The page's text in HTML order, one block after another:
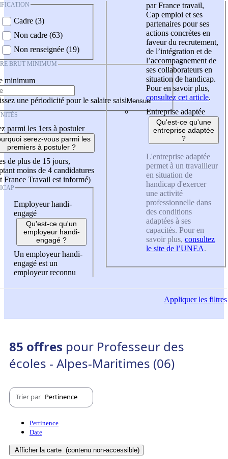
Cadre (3)
Non cadre (63)
Non renseignée (19)
BRUT MINIMUM
minimum
une périodicité pour le salaire saisi
parmi les 1ers à postuler
serez-vous parmi les
premiers à postuler ?
de plus de 15 jours,
moins de 4 candidatures
France Travail est informé)
Employeur handi-
engagé
Qu'est-ce qu'un
employeur handi-
engagé ?
Un employeur handi-
engagé est un
employeur reconnu
par France travail,
Cap emploi et ses
partenaires pour ses
actions concrètes en
faveur du recrutement,
de l’intégration et de
l’accompagnement de
ses collaborateurs en
situation de handicap.
Pour en savoir plus,
consultez cet article.
Entreprise adaptée
Qu'est-ce qu'une
entreprise adaptée
?
L'entreprise adaptée
permet à un travailleur
en situation de
handicap d'exercer
une activité
professionnelle dans
des conditions
adaptées à ses
capacités. Pour en
savoir plus, consultez
le site de l’UNEA.
Appliquerles filtres
85 offres pour Professeur des
écoles - Alpes-Maritimes (06)
Trier par Pertinence
Pertinence
Date
Afficher la carte (contenu non-accessible)